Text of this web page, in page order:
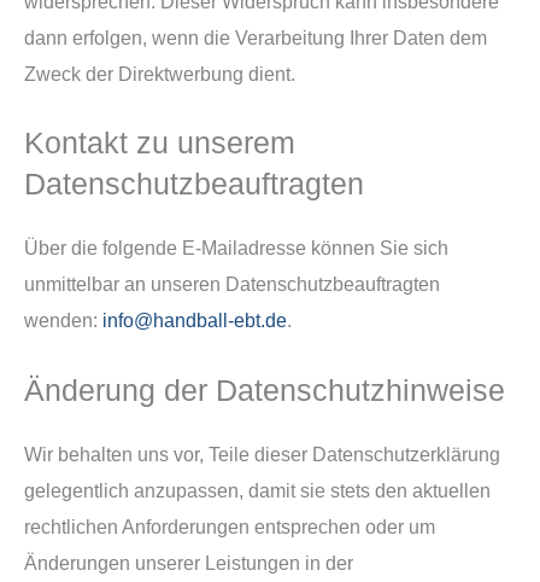
dann erfolgen, wenn die Verarbeitung Ihrer Daten dem
Zweck der Direktwerbung dient.
Kontakt zu unserem
Datenschutzbeauftragten
Über die folgende E-Mailadresse können Sie sich
unmittelbar an unseren Datenschutzbeauftragten
wenden: info@handball-ebt.de.
Änderung der Datenschutzhinweise
Wir behalten uns vor, Teile dieser Datenschutzerklärung
gelegentlich anzupassen, damit sie stets den aktuellen
rechtlichen Anforderungen entsprechen oder um
Änderungen unserer Leistungen in der